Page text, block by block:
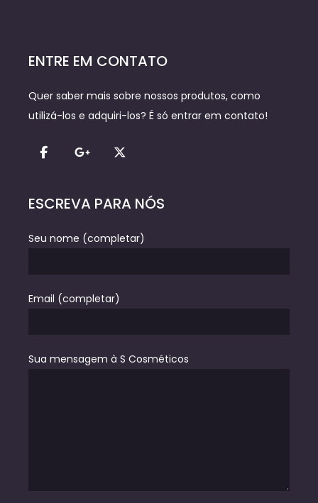
ENTRE EM CONTATO
Quer saber mais sobre nossos produtos, como
utilizá-los e adquiri-los? É só entrar em contato!
ESCREVA PARA NÓS
Seu nome (completar)
Email (completar)
Sua mensagem à S Cosméticos